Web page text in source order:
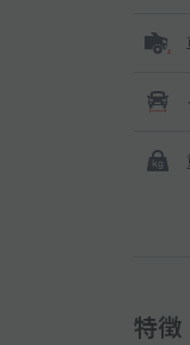
特徴